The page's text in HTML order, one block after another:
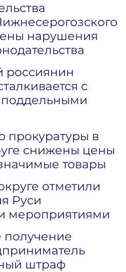
нарушения
россиянин
с
прокуратуры в
снижены цены
товары
отметили
Руси
мероприятиями
получение
штраф